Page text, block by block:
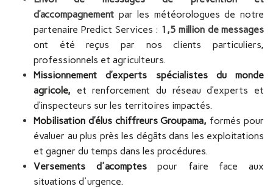
d’accompagnement par les météorologues de notre
partenaire Predict Services : 1,5 million de messages
ont été reçus par nos clients particuliers,
professionnels et agriculteurs.
Missionnement d’experts spécialistes du monde
agricole, et renforcement du réseau d’experts et
d’inspecteurs sur les territoires impactés.
Mobilisation d’élus chiffreurs Groupama, formés pour
évaluer au plus près les dégâts dans les exploitations
et gagner du temps dans les procédures.
Versements d'acomptespour faire face aux
situations d'urgence.